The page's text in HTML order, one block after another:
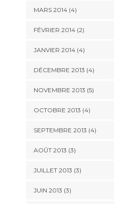
MARS 2014(4)
FÉVRIER 2014(2)
JANVIER 2014(4)
DÉCEMBRE 2013 (4)
NOVEMBRE 2013 (5)
OCTOBRE 2013 (4)
SEPTEMBRE 2013 (4)
AOÛT 2013 (3)
JUILLET 2013 (3)
JUIN 2013 (3)